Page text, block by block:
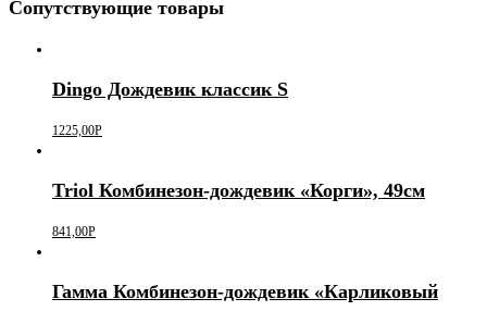
Сопутствующие товары
Dingo Дождевик классик S
1225,00Р
Triol Комбинезон-дождевик «Корги», 49см
841,00Р
Гамма Комбинезон-дождевик «Карликовый